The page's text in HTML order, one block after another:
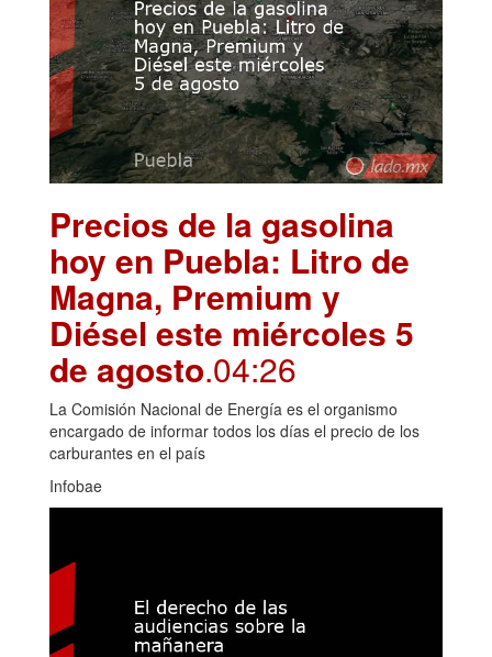
Precios de la gasolina
hoy en Puebla: Litro de
Magna, Premium y
Diésel este miércoles 5
de agosto.04:26
La Comisión Nacional de Energía es el organismo
encargado de informar todos los días el precio de los
carburantes en el país
Infobae